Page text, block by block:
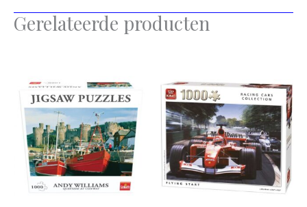
Gerelateerde producten